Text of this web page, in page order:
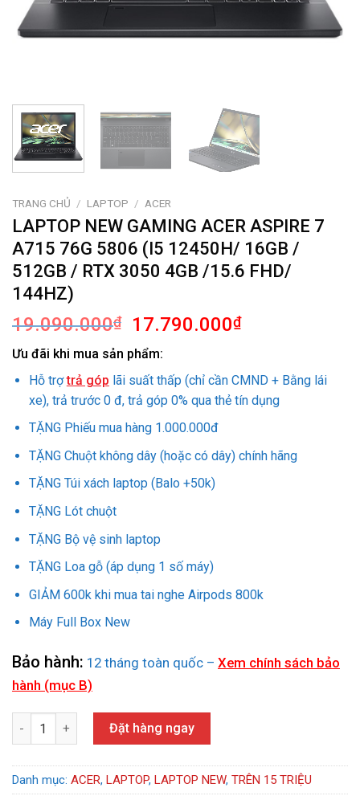
TRANG CHỦ / LAPTOP / ACER
LAPTOP NEW GAMING ACER ASPIRE 7
A715 76G 5806 (I5 12450H/ 16GB /
512GB / RTX 3050 4GB /15.6 FHD/
144HZ)
19.090.000₫
Giá
gốc
là:
19.090.000₫.
17.790.000₫Giá
là:
17.790.000₫.
Ưu đãi khi mua sản phẩm:
Hỗ trợtrả góp lãi suất thấp (chỉ cần CMND + Bằng lái
xe), trả trước 0 đ, trả góp 0% qua thẻ tín dụng
TẶNG Phiếu mua hàng 1.000.000đ
TẶNG Chuột không dây (hoặc có dây) chính hãng
TẶNG Túi xách laptop (Balo +50k)
TẶNG Lót chuột
TẶNG Bộ vệ sinh laptop
TẶNG Loa gỗ (áp dụng 1 số máy)
GIẢM 600k khi mua tai nghe Airpods 800k
Máy Full Box New
Bảo hành: 12 tháng toàn quốc – Xem chính sách bảo
hành (mục B)
LAPTOP NEW GAMING ACER ASPIRE 7 A715 76G 5806 (I5
Đặt hàng ngay
Danh mục: ACER, LAPTOP, LAPTOP NEW, TRÊN 15 TRIỆU